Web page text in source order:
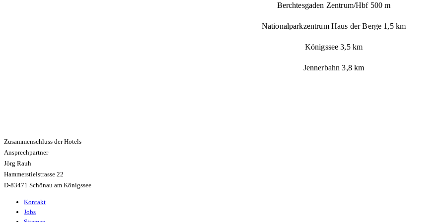
Berchtesgaden Zentrum/Hbf 500 m
Nationalparkzentrum Haus der Berge 1,5 km
Königssee 3,5 km
Jennerbahn 3,8 km
Zusammenschluss der Hotels
Ansprechpartner
Jörg Rauh
Hammerstielstrasse 22
D-83471 Schönau am Königssee
Kontakt
Jobs